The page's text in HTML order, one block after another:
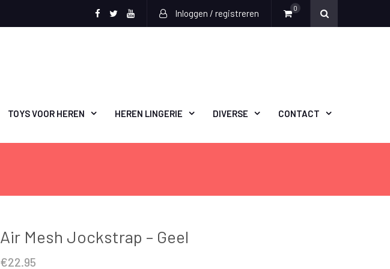
Inloggen / registreren 0
TOYS VOOR HEREN HEREN LINGERIE DIVERSE CONTACT
Air Mesh Jockstrap – Geel
€22.95